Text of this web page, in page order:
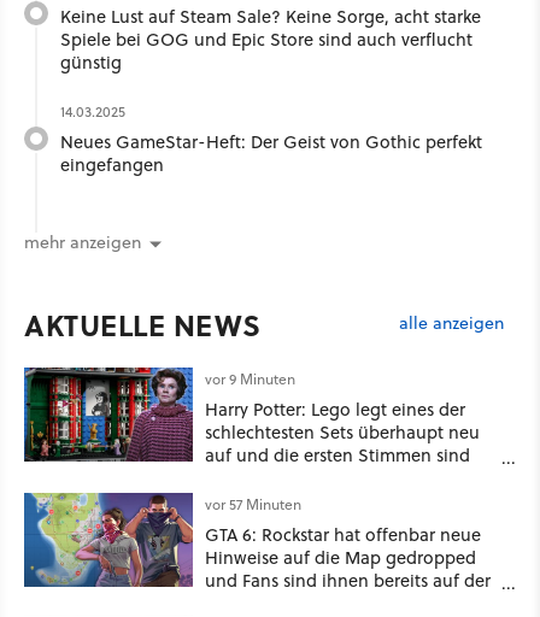
Keine Lust auf Steam Sale? Keine Sorge, acht starke
Spiele bei GOG und Epic Store sind auch verflucht
günstig
14.03.2025
Neues GameStar-Heft: Der Geist von Gothic perfekt
eingefangen
mehr anzeigen
AKTUELLE NEWS alle anzeigen
vor 9 Minuten
Harry Potter: Lego legt eines der
schlechtesten Sets überhaupt neu
auf und die ersten Stimmen sind
vor 57 Minuten
GTA 6: Rockstar hat offenbar neue
Hinweise auf die Map gedropped
und Fans sind ihnen bereits auf der